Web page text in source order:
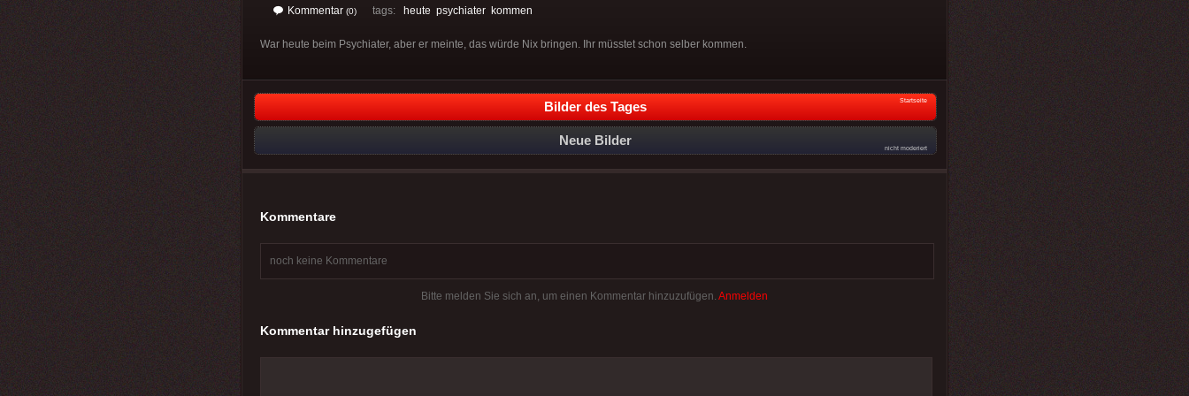
Kommentar (0) tags: heute psychiater kommen
War heute beim Psychiater, aber er meinte, das würde Nix bringen. Ihr müsstet schon selber kommen.
Bilder des Tages Startseite
Neue Bilder
nicht moderiert
Kommentare
noch keine Kommentare
Bitte melden Sie sich an, um einen Kommentar hinzuzufügen. Anmelden
Kommentar hinzugefügen